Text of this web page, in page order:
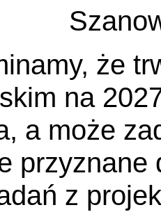
że
na
a może
z